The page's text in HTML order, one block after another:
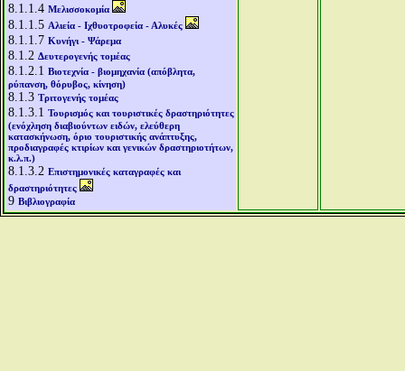
8.1.1.4 Μελισσοκομία
8.1.1.5 Αλιεία - Ιχθυοτροφεία - Αλυκές
8.1.1.7 Κυνήγι - Ψάρεμα
8.1.2 Δευτερογενής τομέας
8.1.2.1 Βιοτεχνία - βιομηχανία (απόβλητα,
ρύπανση, θόρυβος, κίνηση)
8.1.3 Τριτογενής τομέας
8.1.3.1 Τουρισμός και τουριστικές δραστηριότητες
(ενόχληση διαβιούντων ειδών, ελεύθερη
κατασκήνωση, όριο τουριστικής ανάπτυξης,
προδιαγραφές κτιρίων και γενικών δραστηριοτήτων,
κ.λ.π.)
8.1.3.2 Επιστημονικές καταγραφές και
δραστηριότητες
9 Βιβλιογραφία